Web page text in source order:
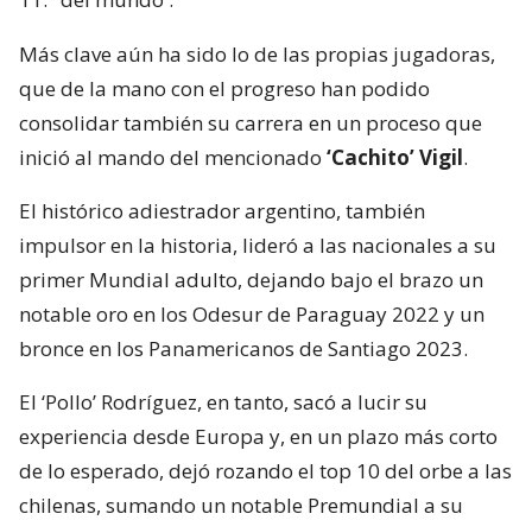
Más clave aún ha sido lo de las propias jugadoras,
que de la mano con el progreso han podido
consolidar también su carrera en un proceso que
inició al mando del mencionado ‘Cachito’ Vigil.
El histórico adiestrador argentino, también
impulsor en la historia, lideró a las nacionales a su
primer Mundial adulto, dejando bajo el brazo un
notable oro en los Odesur de Paraguay 2022 y un
bronce en los Panamericanos de Santiago 2023.
El ‘Pollo’ Rodríguez, en tanto, sacó a lucir su
experiencia desde Europa y, en un plazo más corto
de lo esperado, dejó rozando el top 10 del orbe a las
chilenas, sumando un notable Premundial a su